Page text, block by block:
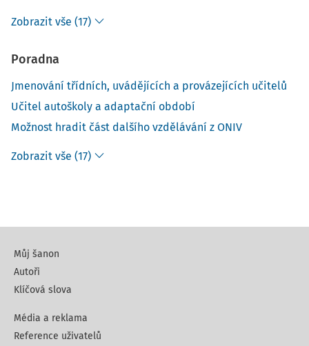
Zobrazit vše (17)
Poradna
Jmenování třídních, uvádějících a provázejících učitelů
Učitel autoškoly a adaptační období
Možnost hradit část dalšího vzdělávání z ONIV
Zobrazit vše (17)
Můj šanon
Autoři
Klíčová slova
Média a reklama
Reference uživatelů